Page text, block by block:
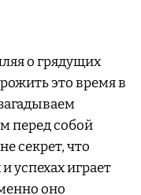
о грядущих
это время в
перед собой
секрет, что
успехах играет
оно